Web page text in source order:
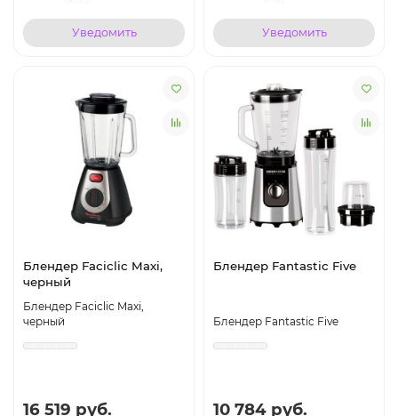
Уведомить Уведомить
Блендер Faciclic Maxi,
черный
Блендер Faciclic Maxi,
черный
16 519 руб.
Блендер Fantastic Five
Блендер Fantastic Five
10 784 руб.